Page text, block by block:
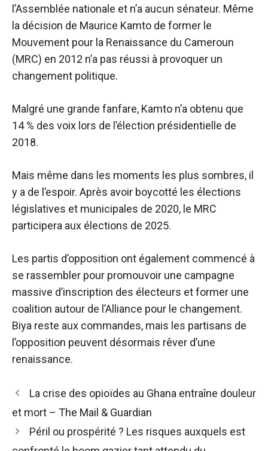
l’Assemblée nationale et n’a aucun sénateur. Même
la décision de Maurice Kamto de former le
Mouvement pour la Renaissance du Cameroun
(MRC) en 2012 n’a pas réussi à provoquer un
changement politique.
Malgré une grande fanfare, Kamto n’a obtenu que
14 % des voix lors de l’élection présidentielle de
2018.
Mais même dans les moments les plus sombres, il
y a de l’espoir. Après avoir boycotté les élections
législatives et municipales de 2020, le MRC
participera aux élections de 2025.
Les partis d’opposition ont également commencé à
se rassembler pour promouvoir une campagne
massive d’inscription des électeurs et former une
coalition autour de l’Alliance pour le changement.
Biya reste aux commandes, mais les partisans de
l’opposition peuvent désormais rêver d’une
renaissance.
Navigation
des
La crise des opioïdes au Ghana entraîne douleur
et mort – The Mail & Guardian
Péril ou prospérité ? Les risques auxquels est